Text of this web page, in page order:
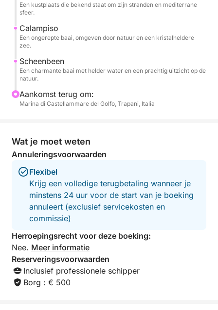
zwemmen en te ontspannen midden in de natuur.
Water en frisdranken zijn inbegrepen aan boord,
ideaal voor een dagcruise.
Deze ervaring is perfect voor stellen, gezinnen of
vriendengroepen die de Siciliaanse zee op een
langs spectaculaire baaien en adembenemende
uitzichten.
rechtstreeks contact opnemen met de eigenaar via
de chat.
Boek nu uw dagtocht naar Castellammare del Golfo
met Click&Boat en ontdek de authentieke
schoonheid van de Siciliaanse kust vanaf het water.
Een kustplaats die bekend staat om zijn stranden en mediterrane
sfeer.
Calampiso
Een ongerepte baai, omgeven door natuur en een kristalheldere
zee.
Scheenbeen
Een charmante baai met helder water en een prachtig uitzicht op de
natuur.
Aankomst terug om:
Marina di Castellammare del Golfo, Trapani, Italia
Wat je moet weten
Annuleringsvoorwaarden
Flexibel
Krijg een volledige terugbetaling wanneer je
minstens 24 uur voor de start van je boeking
annuleert (exclusief servicekosten en
commissie)
Herroepingsrecht voor deze boeking:
Nee. Meer informatie
Reserveringsvoorwaarden
Inclusief professionele schipper
Borg : € 500